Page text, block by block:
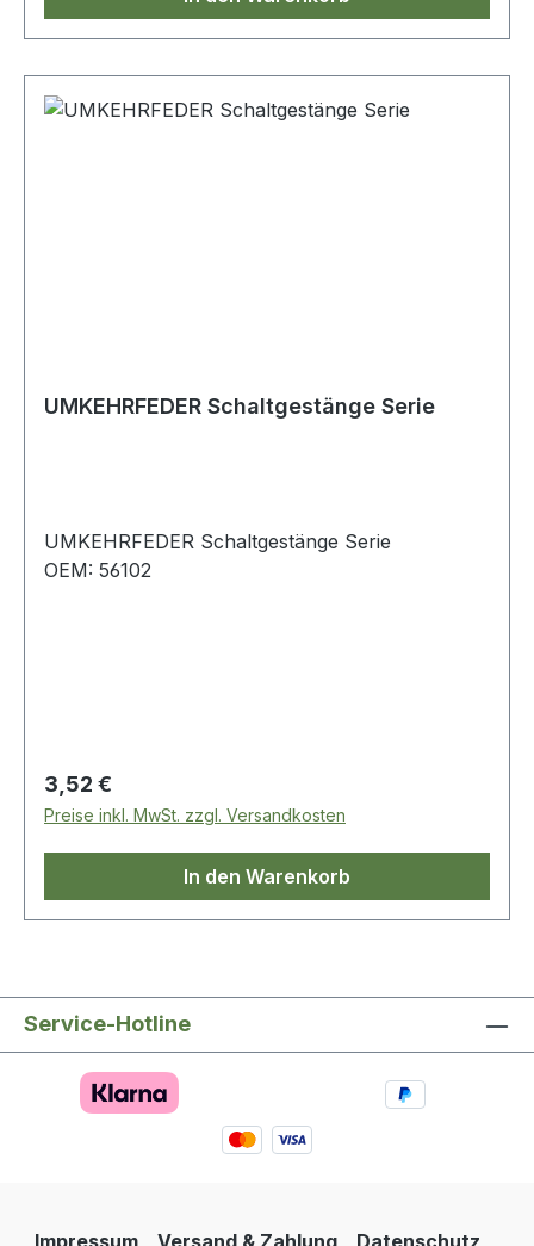
UMKEHRFEDER Schaltgestänge Serie
UMKEHRFEDER Schaltgestänge Serie
OEM: 56102
Regulärer Preis:
3,52 €
Preise inkl. MwSt. zzgl. Versandkosten
In den Warenkorb
Service-Hotline
Impressum Versand & Zahlung Datenschutz